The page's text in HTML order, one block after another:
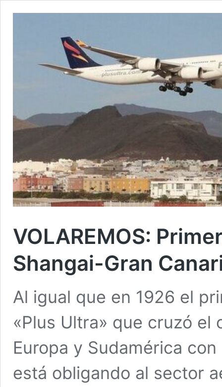
VOLAREMOS:
Shangai-Gran
Al igual que en 1926 el
«Plus Ultra» que cruzó
Europa y Sudamérica
está obligando al sector